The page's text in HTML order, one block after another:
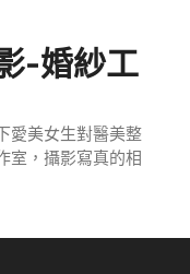
-婚紗工
愛美女生對醫美整
室，攝影寫真的相